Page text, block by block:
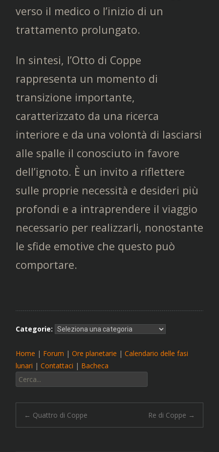
verso il medico o l’inizio di un
trattamento prolungato.
In sintesi, l’Otto di Coppe
rappresenta un momento di
transizione importante,
caratterizzato da una ricerca
interiore e da una volontà di lasciarsi
alle spalle il conosciuto in favore
dell’ignoto. È un invito a riflettere
sulle proprie necessità e desideri più
profondi e a intraprendere il viaggio
necessario per realizzarli, nonostante
le sfide emotive che questo può
comportare.
Categorie:
Home | Forum | Ore planetarie | Calendario delle fasi
lunari | Contattaci | Bacheca
Cerca:
Navigazione
← Quattro di Coppe Re di Coppe →